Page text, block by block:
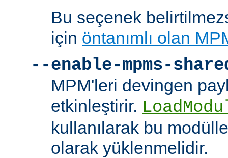
Bu seçenek
için öntanımlı olan
--enable-mpms-
MPM'leri devingen
etkinleştirir.
kullanılarak bu
olarak yüklenmelidir.